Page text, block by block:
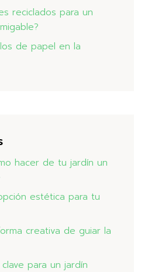
reciclados para un
de papel en la
hacer de tu jardín un
estética para tu
creativa de guiar la
para un jardín